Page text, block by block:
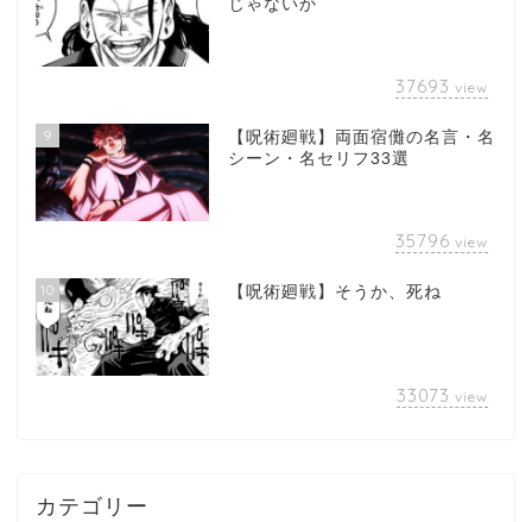
じゃないか
37693 view
9
【呪術廻戦】両面宿儺の名言・名
シーン・名セリフ33選
35796 view
10 【呪術廻戦】そうか、死ね
33073 view
カテゴリー